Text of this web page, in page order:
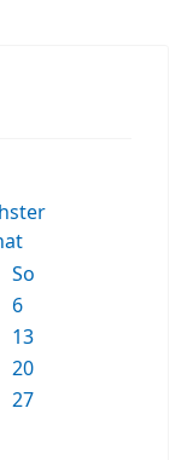
So
6
13
20
27